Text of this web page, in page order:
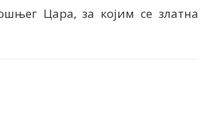
Цара, за којим се златна